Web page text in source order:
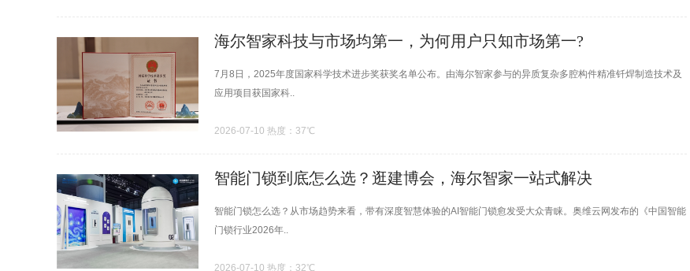
海尔智家科技与市场均第一，为何用户只知市场第一?
7月8日，2025年度国家科学技术进步奖获奖名单公布。由海尔智家参与的异质复杂多腔构件精准钎焊制造技术及
应用项目获国家科..
2026-07-10 热度：37℃
智能门锁到底怎么选？逛建博会，海尔智家一站式解决
智能门锁怎么选？从市场趋势来看，带有深度智慧体验的AI智能门锁愈发受大众青睐。奥维云网发布的《中国智能
门锁行业2026年..
2026-07-10 热度：32℃